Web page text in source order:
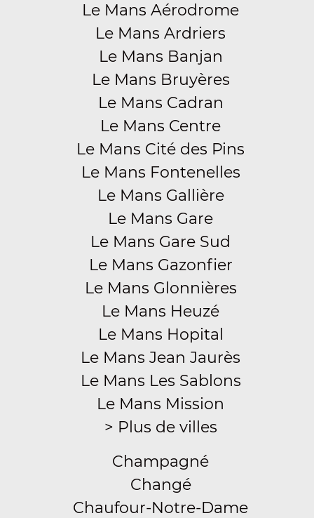
Le Mans Aérodrome
Le Mans Ardriers
Le Mans Banjan
Le Mans Bruyères
Le Mans Cadran
Le Mans Centre
Le Mans Cité des Pins
Le Mans Fontenelles
Le Mans Gallière
Le Mans Gare
Le Mans Gare Sud
Le Mans Gazonfier
Le Mans Glonnières
Le Mans Heuzé
Le Mans Hopital
Le Mans Jean Jaurès
Le Mans Les Sablons
Le Mans Mission
> Plus de villes
Champagné
Changé
Chaufour-Notre-Dame